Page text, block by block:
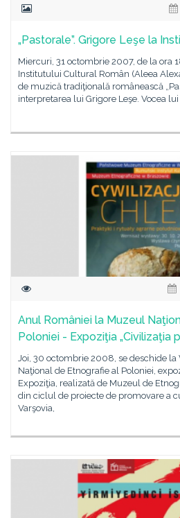
„Pastorale”. Grigore Leşe la
Miercuri, 31 octombrie 2007, de la ora
Institutului Cultural Român (Aleea
de muzică tradiţională românească
interpretarea lui Grigore Leşe. Vocea
Anul României la Muzeul
Poloniei - Expoziţia „Civilizaţia
Joi, 30 octombrie 2008, se deschide la
Naţional de Etnografie al Poloniei,
Expoziţia, realizată de Muzeul de
din ciclul de proiecte de promovare a
Varşovia,